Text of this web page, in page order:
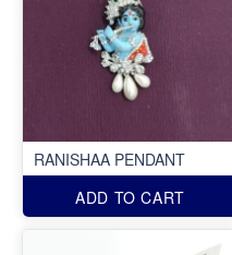
RANISHAA PENDANT
ADD TO CART